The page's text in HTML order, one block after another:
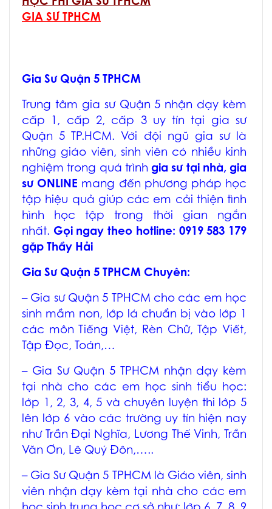
GIA SƯ TPHCM
Gia Sư Quận 5 TPHCM
Trung tâm gia sư Quận 5 nhận dạy kèm
cấp 1, cấp 2, cấp 3 uy tín tại gia sư
Quận 5 TP.HCM. Với đội ngũ gia sư là
những giáo viên, sinh viên có nhiều kinh
nghiệm trong quá trình gia sư tại nhà, gia
sư ONLINE mang đến phương pháp học
tập hiệu quả giúp các em cải thiện tình
hình học tập trong thời gian ngắn
nhất. Gọi ngay theo hotline: 0919 583 179
gặp Thầy Hải
Gia Sư Quận 5 TPHCM Chuyên:
– Gia sư Quận 5 TPHCM cho các em học
sinh mầm non, lớp lá chuẩn bị vào lớp 1
các môn Tiếng Việt, Rèn Chữ, Tập Viết,
Tập Đọc, Toán,…
– Gia Sư Quận 5 TPHCM nhận dạy kèm
tại nhà cho các em học sinh tiểu học:
lớp 1, 2, 3, 4, 5 và chuyên luyện thi lớp 5
lên lớp 6 vào các trường uy tín hiện nay
như Trần Đại Nghĩa, Lương Thế Vinh, Trần
Văn Ơn, Lê Quý Đôn,…..
– Gia Sư Quận 5 TPHCM là Giáo viên, sinh
viên nhận dạy kèm tại nhà cho các em